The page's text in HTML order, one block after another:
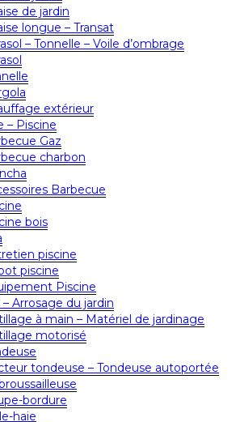
de jardin
longue – Transat
– Tonnelle – Voile d’ombrage
extérieur
– Piscine
Gaz
charbon
Barbecue
bois
piscine
piscine
Piscine
Arrosage du jardin
à main – Matériel de jardinage
motorisé
tondeuse – Tondeuse autoportée
bordure
haie